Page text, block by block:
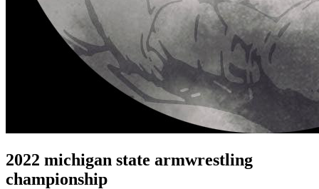
2022 michigan state armwrestling
championship